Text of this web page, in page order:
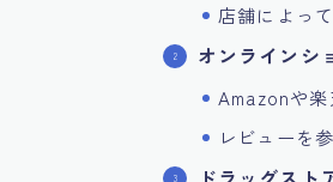
店舗によっ
オンラインシ
Amazonや
レビューを